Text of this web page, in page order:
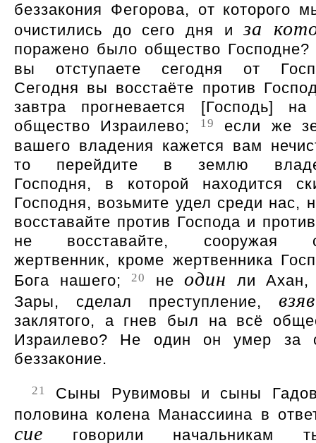
беззакония Фегорова, от которого
очистились до сего дня иза
поражено было общество Господне?
вы отступаете сегодня от
Сегодня вы восстаёте против
завтра прогневается [Господь]
общество Израилево;
19
если же
вашего владения кажется вам
то перейдите в землю
Господня, в которой находится
Господня, возьмите удел среди нас,
восставайте против Господа и
не восставайте, сооружая
жертвенник, кроме жертвенника
Бога нашего;20 неодин ли Ахан,
Зары, сделал преступление, взяв
заклятого, а гнев был на всё
Израилево? Не один он умер за
беззаконие.
21
Сыны Рувимовы и сыны
половина колена Манассиина в
сие говорили начальникам